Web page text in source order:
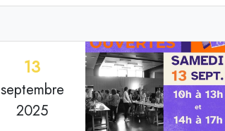
13
septembre
2025